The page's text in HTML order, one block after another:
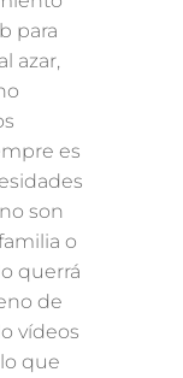
para
azar,
es
son
o
querrá
de
vídeos
que